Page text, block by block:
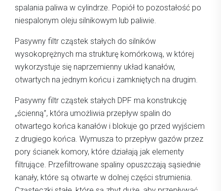
spalania paliwa w cylindrze. Popiół to pozostałość po
niespalonym oleju silnikowym lub paliwie.
Pasywny filtr cząstek stałych do silników
wysokoprężnych ma strukturę komórkową, w której
wykorzystuje się naprzemienny układ kanałów,
otwartych na jednym końcu i zamkniętych na drugim.
Pasywny filtr cząstek stałych DPF ma konstrukcję
„ścienną”, która umożliwia przepływ spalin do
otwartego końca kanałów i blokuje go przed wyjściem
z drugiego końca. Wymusza to przepływ gazów przez
pory ścianek komory, które działają jak elementy
filtrujące. Przefiltrowane spaliny opuszczają sąsiednie
kanały, które są otwarte w dolnej części strumienia.